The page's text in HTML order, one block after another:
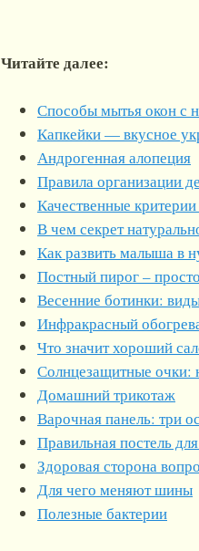
Читайте далее:
Способы мытья окон с
Капкейки — вкусное
Андрогенная алопеция
Правила организации
Качественные
В чем секрет
Как развить малыша в
Постный пирог –
Весенние ботинки:
Инфракрасный
Что значит хороший
Солнцезащитные очки:
Домашний трикотаж
Варочная панель: три
Правильная постель
Здоровая сторона
Для чего меняют шины
Полезные бактерии